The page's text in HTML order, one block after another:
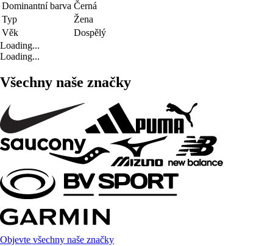
Dominantní barva Černá
Typ
Žena
Věk
Dospělý
Loading...
Loading...
Všechny naše značky
Objevte všechny naše značky